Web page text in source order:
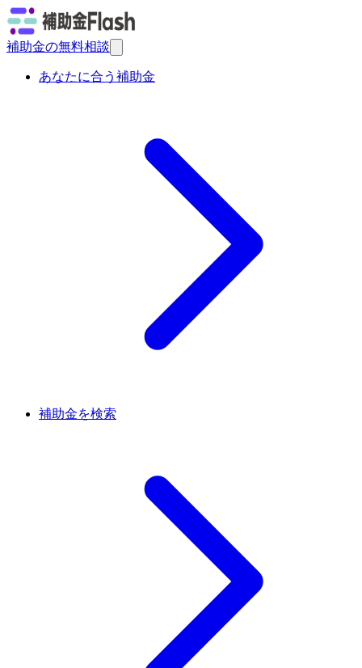
補助金の無料相談
あなたに合う補助金
補助金を検索